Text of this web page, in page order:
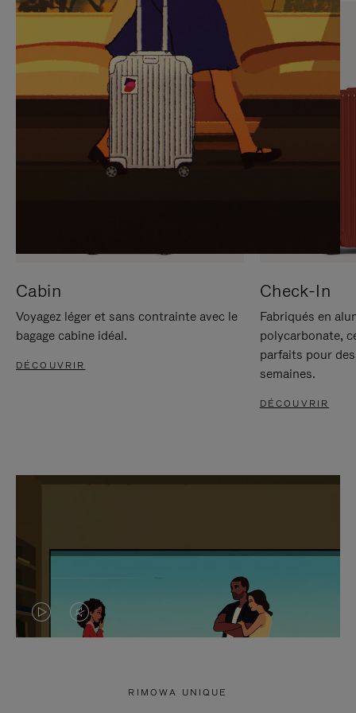
SUR
POUR
METTRE
PAUSE
VEUILLEZ
CLIQUER
POUR
RÉACTIVER
LE
SON
Cabin
Voyagez léger et sans contrainte avec le
bagage cabine idéal.
DÉCOUVRIR
Check-In
Fabriqués en
polycarbonate,
parfaits pour
semaines.
DÉCOUVRIR
LA LE
RIMOWA UNIQUE